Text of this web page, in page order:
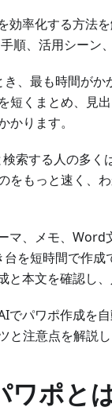
効率化する方法
順、活用シーン
、最も時間がか
短くまとめ、見
かります。
検索する人の多
をもっと速く、
マ、メモ、Word
を短時間で作成
と本文を確認し
でパワポ作成を自
と注意点を解説し
ワポと